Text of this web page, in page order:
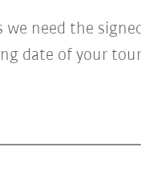
we need the
date of your